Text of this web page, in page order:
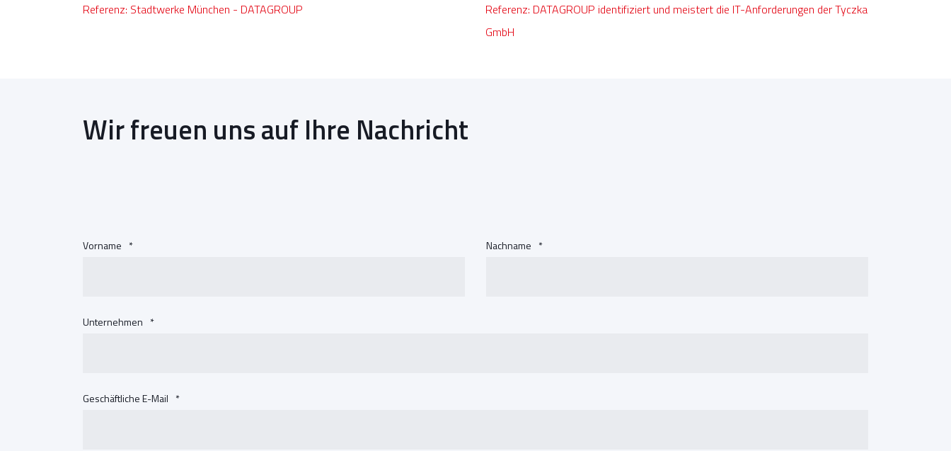
Referenz: Stadtwerke München - DATAGROUP
Referenz: DATAGROUP identifiziert und meistert die IT-Anforderungen der Tyczka
GmbH
Wir freuen uns auf Ihre Nachricht
Vorname * Nachname *
Unternehmen *
Geschäftliche E-Mail *